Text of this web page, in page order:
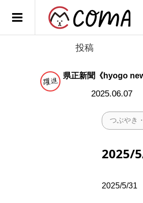
投稿
県正新聞《hyogo
2025.06.07
つぶやき
2025/
2025/5/31